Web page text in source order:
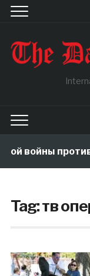
против
Tag:тв